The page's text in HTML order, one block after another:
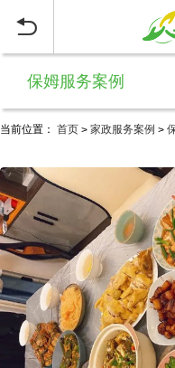

保姆服务案例
当前位置： 首页 > 家政服务案例 >